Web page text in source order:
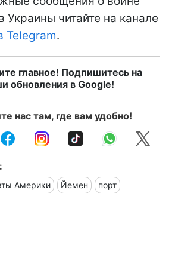
Украины читайте на канале
Telegram.
главное! Подпишитесь на
обновления в Google!
нас там, где вам удобно!
Америки Йемен порт